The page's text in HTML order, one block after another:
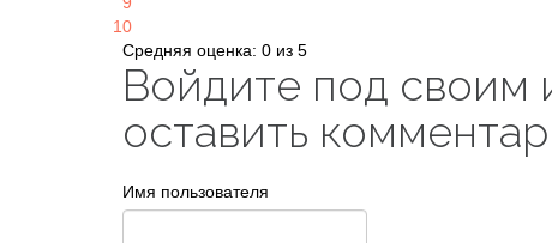
10
Средняя оценка: 0 из 5
Войдите под своим
оставить
Имя пользователя